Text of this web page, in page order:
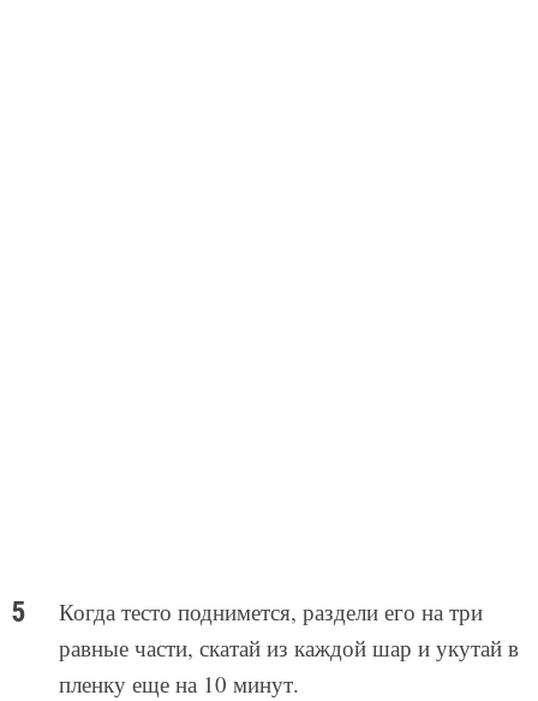
Когда тесто поднимется, раздели его на три
равные части, скатай из каждой шар и укутай в
пленку еще на 10 минут.